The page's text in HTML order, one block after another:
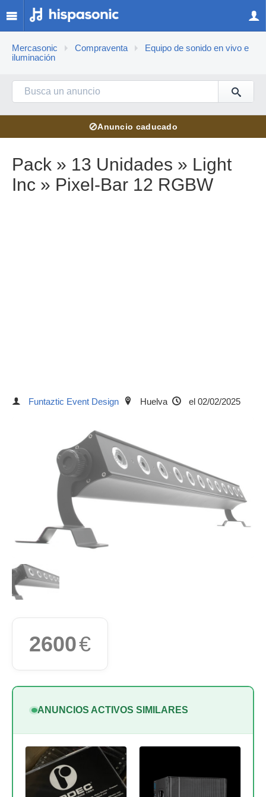
Mercasonic Compraventa
Equipo de sonido en vivo e
iluminación
⊘Anuncio caducado
Pack » 13 Unidades » Light
Inc » Pixel-Bar 12 RGBW
Funtaztic Event Design Huelva el 02/02/2025
2600€
ANUNCIOS ACTIVOS SIMILARES